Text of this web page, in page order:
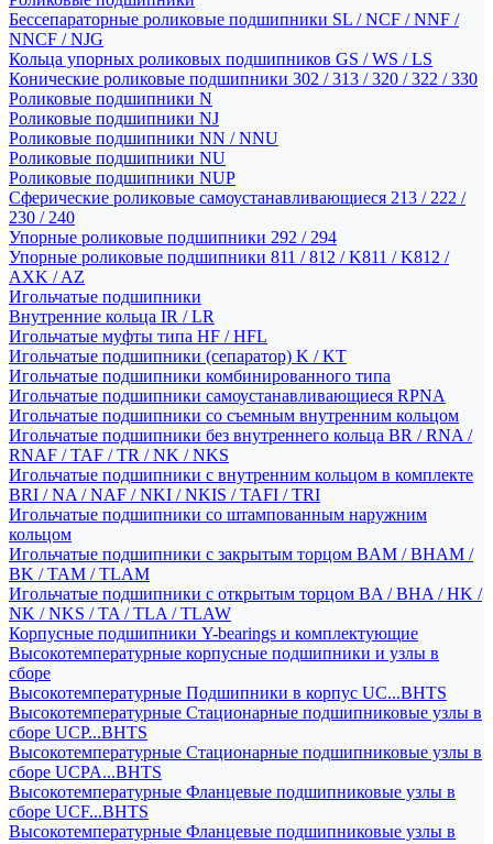
Бессепараторные роликовые подшипники SL / NCF / NNF /
NNCF / NJG
Кольца упорных роликовых подшипников GS / WS / LS
Конические роликовые подшипники 302 / 313 / 320 / 322 / 330
Роликовые подшипники N
Роликовые подшипники NJ
Роликовые подшипники NN / NNU
Роликовые подшипники NU
Роликовые подшипники NUP
Сферические роликовые самоустанавливающиеся 213 / 222 /
230 / 240
Упорные роликовые подшипники 292 / 294
Упорные роликовые подшипники 811 / 812 / K811 / K812 /
AXK / AZ
Игольчатые подшипники
Внутренние кольца IR / LR
Игольчатые муфты типа HF / HFL
Игольчатые подшипники (сепаратор) K / KT
Игольчатые подшипники комбинированного типа
Игольчатые подшипники самоустанавливающиеся RPNA
Игольчатые подшипники со съемным внутренним кольцом
Игольчатые подшипники без внутреннего кольца BR / RNA /
RNAF / TAF / TR / NK / NKS
Игольчатые подшипники с внутренним кольцом в комплекте
BRI / NA / NAF / NKI / NKIS / TAFI / TRI
Игольчатые подшипники со штампованным наружним
кольцом
Игольчатые подшипники с закрытым торцом BAM / BHAM /
BK / TAM / TLAM
Игольчатые подшипники с открытым торцом BA / BHA / HK /
NK / NKS / TA / TLA / TLAW
Корпусные подшипники Y-bearings и комплектующие
Высокотемпературные корпусные подшипники и узлы в
сборе
Высокотемпературные Подшипники в корпус UC...BHTS
Высокотемпературные Стационарные подшипниковые узлы в
сборе UCP...BHTS
Высокотемпературные Стационарные подшипниковые узлы в
сборе UCPA...BHTS
Высокотемпературные Фланцевые подшипниковые узлы в
сборе UCF...BHTS
Высокотемпературные Фланцевые подшипниковые узлы в